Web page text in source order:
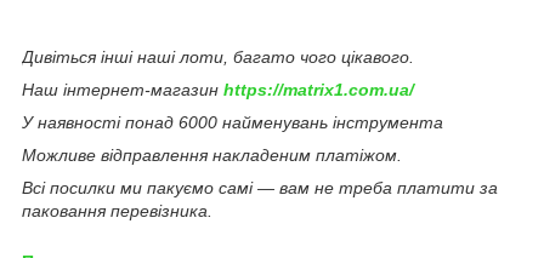
Дивіться інші наші лоти, багато чого цікавого.
Наш інтернет-магазин https://matrix1.com.ua/
У наявності понад 6000 найменувань інструмента
Можливе відправлення накладеним платіжом.
Всі посилки ми пакуємо самі — вам не треба платити за
паковання перевізника.